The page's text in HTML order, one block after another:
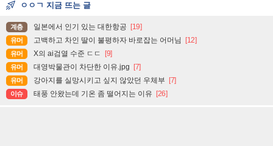
ㅇㅇㄱ 지금 뜨는 글
계층 일본에서 인기 있는 대한항공 [19]
유머 고백하고 차인 딸이 불평하자 바로잡는 어머님 [12]
유머 X의 ai검열 수준 ㄷㄷ [9]
유머 대영박물관이 차단한 이유.jpg [7]
유머 강아지를 실망시키고 싶지 않았던 우체부 [7]
이슈 태풍 안왔는데 기온 좀 떨어지는 이유 [26]